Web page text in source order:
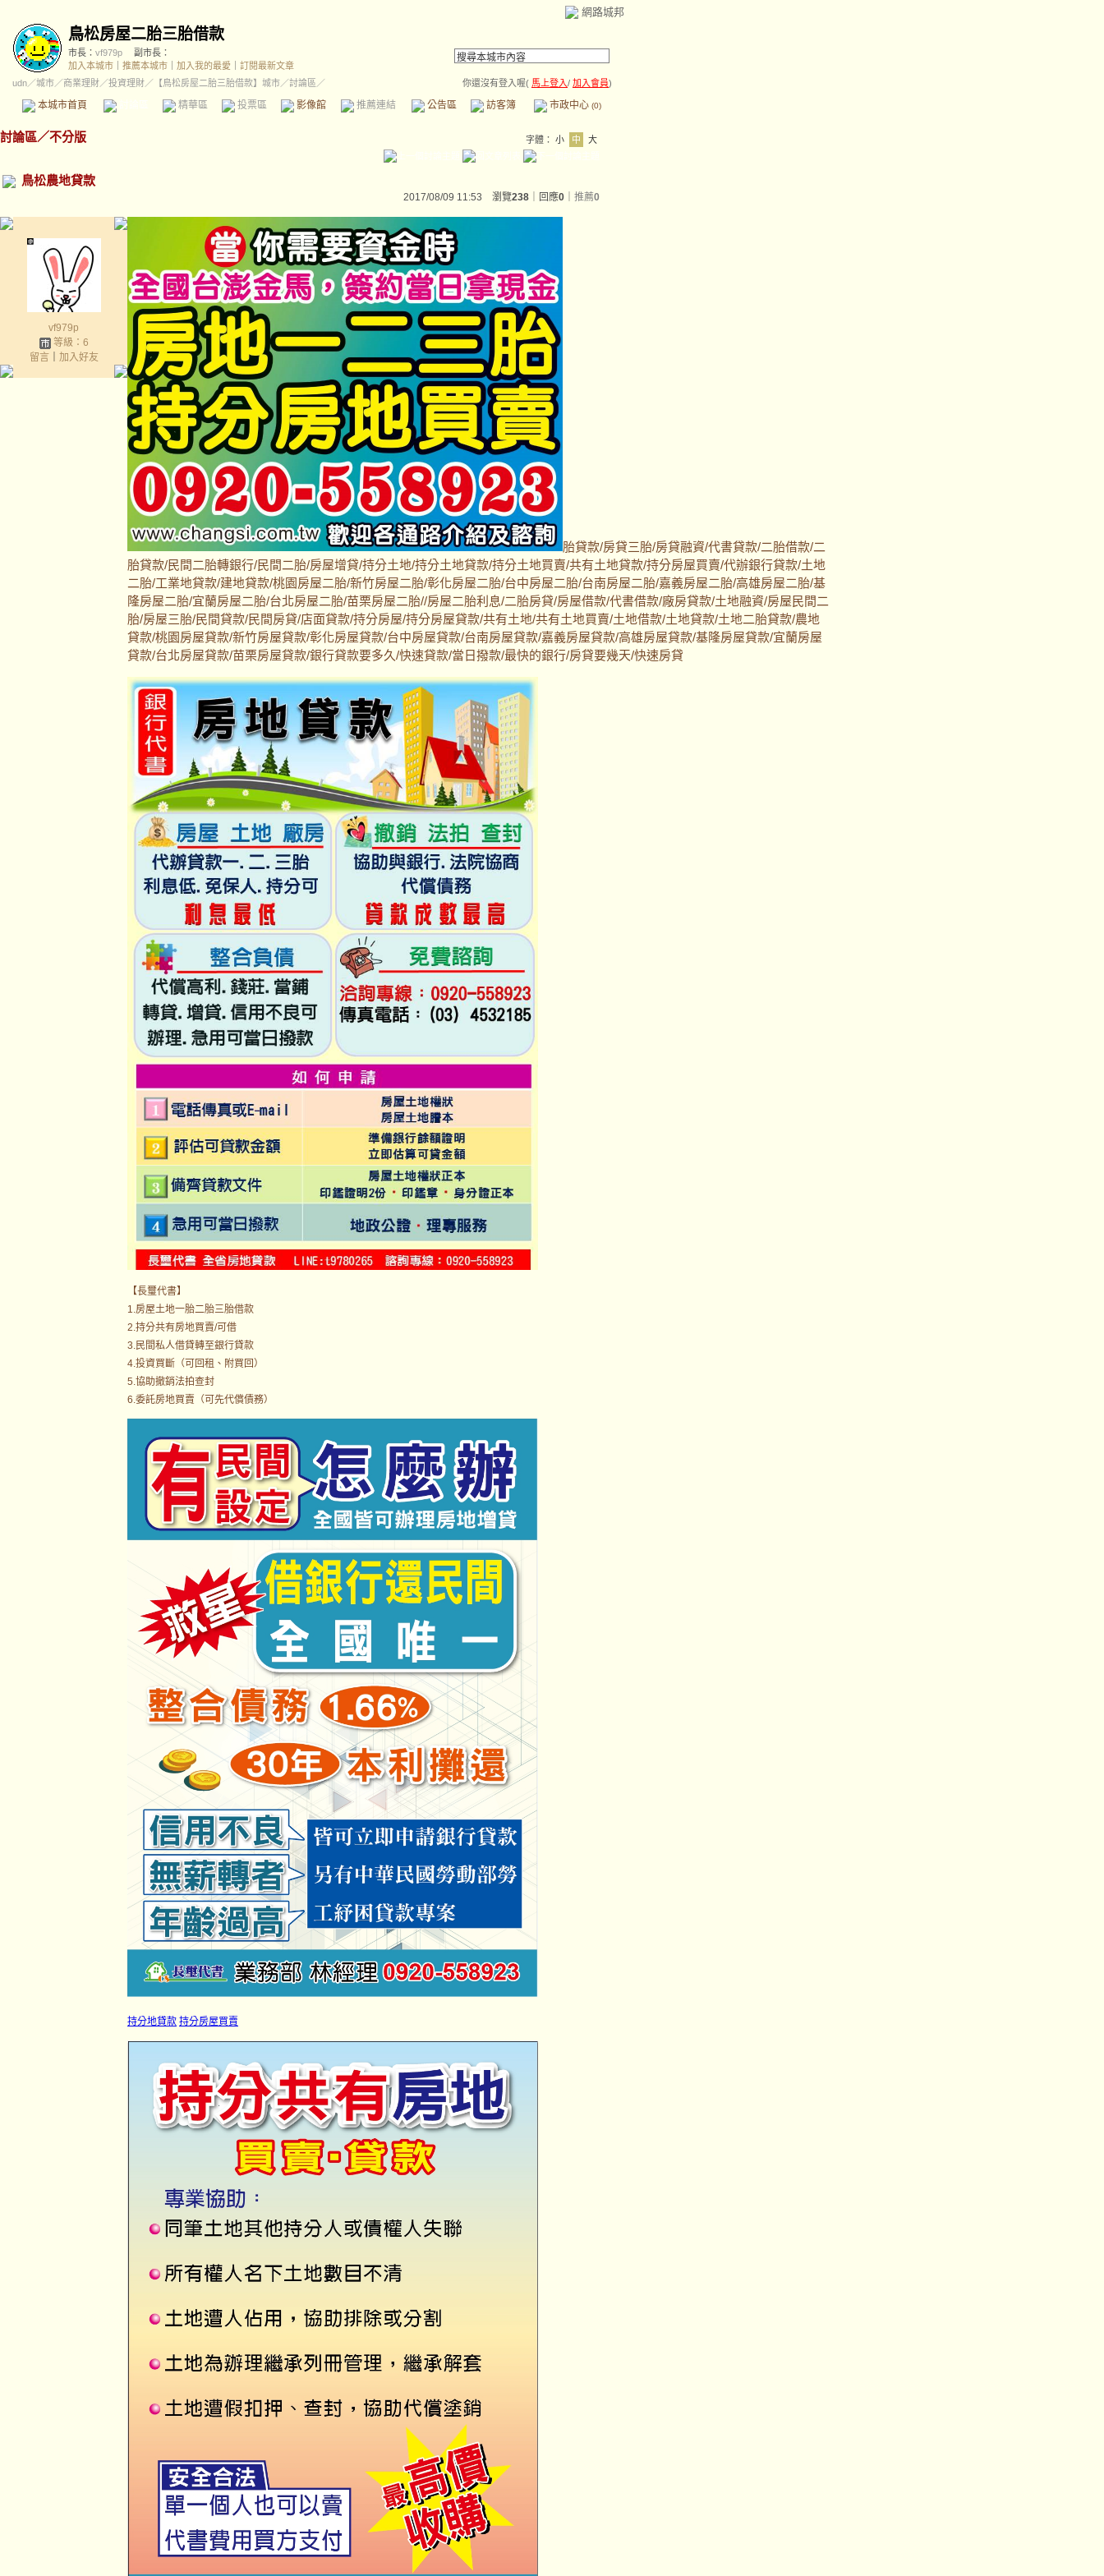
網路城邦
鳥松房屋二胎三胎借款
市長： vf979p
副市長：
加入本城市
推薦本城市 加入我的最愛
訂閱最新文章
udn／城市／商業理財／投資理財／ 【鳥松房屋二胎三胎借款】城市／討論區／ 你還沒有登入喔( 馬上登入/ 加入會員)
本城市首頁 精華區 投票區 影像館 推薦連結 公告區 訪客簿 市政中心 (0)
討論區／不分版 字體： 小 中 大
鳥松農地貸款
2017/08/09 11:53 瀏覽238 ｜回應0 推薦0
vf979p
等級：6
留言｜ 加入好友
胎貸款/房貸三胎/房貸融資/代書貸款/二胎借款/二
胎貸款/民間二胎轉銀行/民間二胎/房屋增貸/持分土地/持分土地貸款/持分土地買賣/共有土地貸款/持分房屋買賣/代辦銀行貸款/土地
二胎/工業地貸款/建地貸款/桃園房屋二胎/新竹房屋二胎/彰化房屋二胎/台中房屋二胎/台南房屋二胎/嘉義房屋二胎/高雄房屋二胎/基
隆房屋二胎/宜蘭房屋二胎/台北房屋二胎/苗栗房屋二胎//房屋二胎利息/二胎房貸/房屋借款/代書借款/廠房貸款/土地融資/房屋民間二
胎/房屋三胎/民間貸款/民間房貸/店面貸款/持分房屋/持分房屋貸款/共有土地/共有土地買賣/土地借款/土地貸款/土地二胎貸款/農地
貸款/桃園房屋貸款/新竹房屋貸款/彰化房屋貸款/台中房屋貸款/台南房屋貸款/嘉義房屋貸款/高雄房屋貸款/基隆房屋貸款/宜蘭房屋
貸款/台北房屋貸款/苗栗房屋貸款/銀行貸款要多久/快速貸款/當日撥款/最快的銀行/房貸要幾天/快速房貸
【長璽代書】
1.房屋土地一胎二胎三胎借款
2.持分共有房地買賣/可借
3.民間私人借貸轉至銀行貸款
4.投資買斷（可回租、附買回）
5.協助撤銷法拍查封
6.委託房地買賣（可先代償債務）
持分地貸款 持分房屋買賣